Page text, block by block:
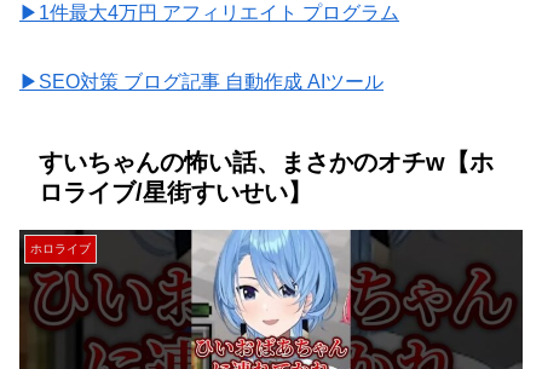
▶1件最大4万円 アフィリエイト プログラム
▶SEO対策 ブログ記事 自動作成 AIツール
すいちゃんの怖い話、まさかのオチw【ホ
ロライブ/星街すいせい】
ホロライブ